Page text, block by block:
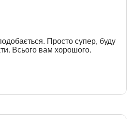
Просто супер, буду
Всього вам хорошого.